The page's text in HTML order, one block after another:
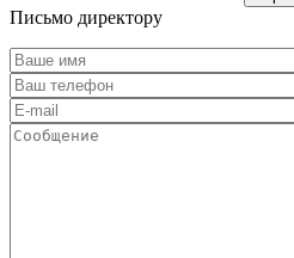
Письмо директору